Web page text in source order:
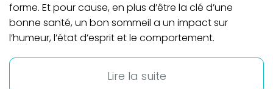
forme. Et pour cause, en plus d’être la clé d’une
bonne santé, un bon sommeil a un impact sur
l’humeur, l’état d’esprit et le comportement.
Lire la suite